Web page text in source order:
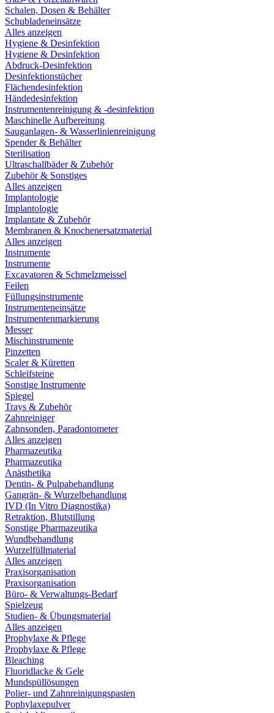
Schalen, Dosen & Behälter
Schubladeneinsätze
Alles anzeigen
Hygiene & Desinfektion
Hygiene & Desinfektion
Abdruck-Desinfektion
Desinfektionstücher
Flächendesinfektion
Händedesinfektion
Instrumentenreinigung & -desinfektion
Maschinelle Aufbereitung
Sauganlagen- & Wasserlinienreinigung
Spender & Behälter
Sterilisation
Ultraschallbäder & Zubehör
Zubehör & Sonstiges
Alles anzeigen
Implantologie
Implantologie
Implantate & Zubehör
Membranen & Knochenersatzmaterial
Alles anzeigen
Instrumente
Instrumente
Excavatoren & Schmelzmeissel
Feilen
Füllungsinstrumente
Instrumenteneinsätze
Instrumentenmarkierung
Messer
Mischinstrumente
Pinzetten
Scaler & Küretten
Schleifsteine
Sonstige Instrumente
Spiegel
Trays & Zubehör
Zahnreiniger
Zahnsonden, Paradontometer
Alles anzeigen
Pharmazeutika
Pharmazeutika
Anästhetika
Dentin- & Pulpabehandlung
Gangrän- & Wurzelbehandlung
IVD (In Vitro Diagnostika)
Retraktion, Blutstillung
Sonstige Pharmazeutika
Wundbehandlung
Wurzelfüllmaterial
Alles anzeigen
Praxisorganisation
Praxisorganisation
Büro- & Verwaltungs-Bedarf
Spielzeug
Studien- & Übungsmaterial
Alles anzeigen
Prophylaxe & Pflege
Prophylaxe & Pflege
Bleaching
Fluoridlacke & Gele
Mundspüllösungen
Polier- und Zahnreinigungspasten
Pophylaxepulver